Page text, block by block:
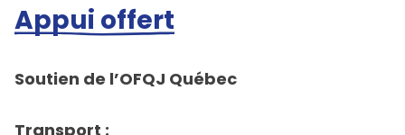
Appui offert
Soutien de l’OFQJ Québec
Transport :